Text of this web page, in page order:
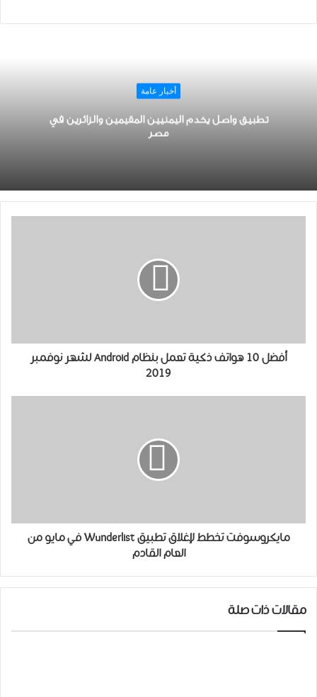
أخبار عامة
تطبيق واصل يخدم اليمنيين المقيمين والزائرين في
مصر
أفضل 10 هواتف ذكية تعمل بنظام Android لشهر نوفمبر
2019
ﻣﺎﻳﻜﺮﻭﺳﻮﻓﺖ تخطط لإغلاق تطبيق Wunderlist ﻓﻲ ﻣﺎﻳﻮ من
ﺍﻟﻌﺎﻡ ﺍﻟﻘﺎﺩﻡ
مقالات ذات صلة